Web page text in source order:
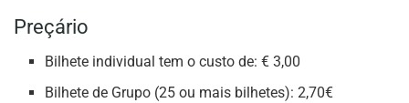
Preçário
Bilhete individual tem o custo de: € 3,00
Bilhete de Grupo (25 ou mais bilhetes): 2,70€